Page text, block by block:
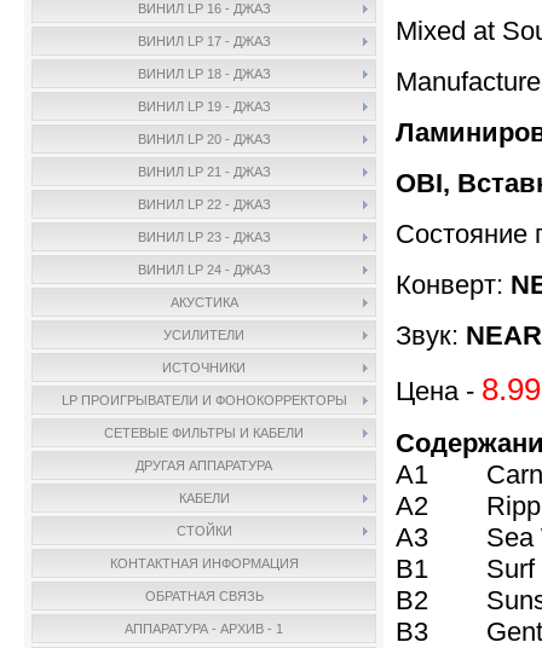
ВИНИЛ LP 16 - ДЖАЗ
ВИНИЛ LP 17 - ДЖАЗ
ВИНИЛ LP 18 - ДЖАЗ
ВИНИЛ LP 19 - ДЖАЗ
ВИНИЛ LP 20 - ДЖАЗ
ВИНИЛ LP 21 - ДЖАЗ
ВИНИЛ LP 22 - ДЖАЗ
ВИНИЛ LP 23 - ДЖАЗ
ВИНИЛ LP 24 - ДЖАЗ
АКУСТИКА
УСИЛИТЕЛИ
ИСТОЧНИКИ
LP ПРОИГРЫВАТЕЛИ И ФОНОКОРРЕКТОРЫ
СЕТЕВЫЕ ФИЛЬТРЫ И КАБЕЛИ
ДРУГАЯ АППАРАТУРА
КАБЕЛИ
СТОЙКИ
КОНТАКТНАЯ ИНФОРМАЦИЯ
ОБРАТНАЯ СВЯЗЬ
АППАРАТУРА - АРХИВ - 1
Mixed at
OBI,
Состояние
Конверт:
Звук:
Цена -
A1
A2
A3 Sea
B1 Surf
B2
B3